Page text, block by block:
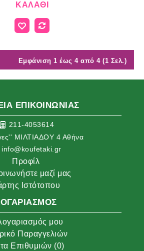
ΚΑΛΆΘΙ
Εμφάνιση 1 έως 4 από 4 (1 Σελ.)
ΕΠΙΚΟΙΝΩΝΙΑΣ
211-4053614
ΜΙΛΤΙΑΔΟΥ 4 Αθήνα
info@koufetaki.gr
Προφίλ
μαζί μας
Ιστότοπου
μου
Παραγγελιών
Επιθυμιών (0)